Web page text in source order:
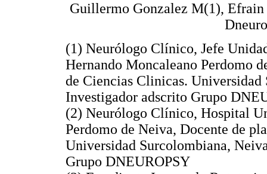
Guillermo Gonzalez M(1), Efrain
(1) Neurólogo Clínico, Jefe
Hernando Moncaleano Perdomo
de Ciencias Clinicas.
Investigador adscrito Grupo
(2) Neurólogo Clínico, Hospital
Perdomo de Neiva, Docente de
Universidad Surcolombiana,
Grupo DNEUROPSY